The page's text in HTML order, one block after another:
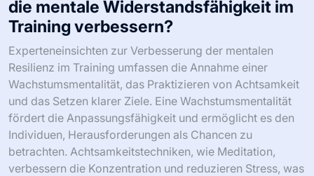
die mentale Widerstandsfähigkeit im
Training verbessern?
Experteneinsichten zur Verbesserung der mentalen
Resilienz im Training umfassen die Annahme einer
Wachstumsmentalität, das Praktizieren von Achtsamkeit
und das Setzen klarer Ziele. Eine Wachstumsmentalität
fördert die Anpassungsfähigkeit und ermöglicht es den
Individuen, Herausforderungen als Chancen zu
betrachten. Achtsamkeitstechniken, wie Meditation,
verbessern die Konzentration und reduzieren Stress, was